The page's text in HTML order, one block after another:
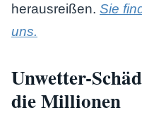
herausreißen. Sie
uns.
Unwetter-
die Millionen